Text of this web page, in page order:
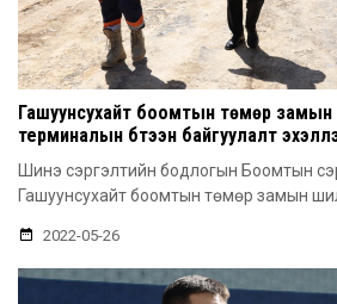
Гашуунсухайт боомтын төмөр замын
терминалын бүтээн байгуулалт
Шинэ сэргэлтийн бодлогын Боомтын
Гашуунсухайт боомтын төмөр замын
2022-05-26